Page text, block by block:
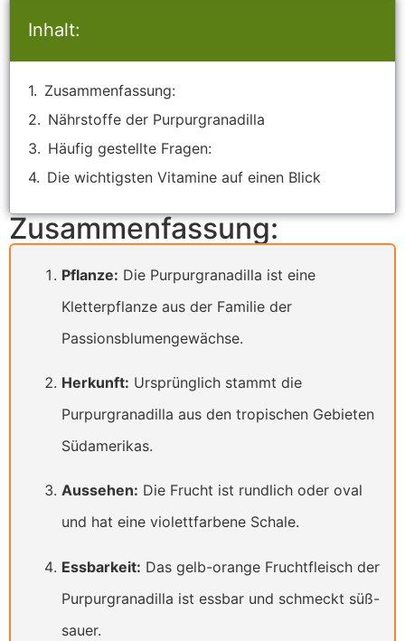
Inhalt:
Zusammenfassung:
Nährstoffe der Purpurgranadilla
Häufig gestellte Fragen:
Die wichtigsten Vitamine auf einen Blick
Zusammenfassung:
Pflanze: Die Purpurgranadilla ist eine
Kletterpflanze aus der Familie der
Passionsblumengewächse.
Herkunft: Ursprünglich stammt die
Purpurgranadilla aus den tropischen Gebieten
Südamerikas.
Aussehen: Die Frucht ist rundlich oder oval
und hat eine violettfarbene Schale.
Essbarkeit: Das gelb-orange Fruchtfleisch der
Purpurgranadilla ist essbar und schmeckt süß-
sauer.